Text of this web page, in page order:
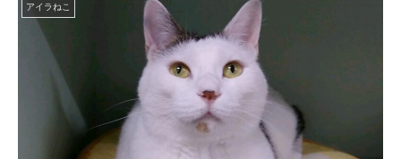
アイラねこ